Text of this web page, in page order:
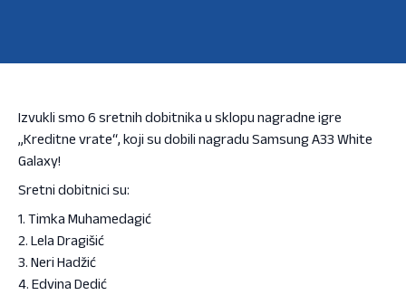
Izvukli smo 6 sretnih dobitnika u sklopu nagradne igre
„Kreditne vrate“, koji su dobili nagradu Samsung A33 White
Galaxy!
Sretni dobitnici su:
1. Timka Muhamedagić
2. Lela Dragišić
3. Neri Hadžić
4. Edvina Dedić